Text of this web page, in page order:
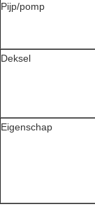
Pijp/pomp
Deksel
Eigenschap